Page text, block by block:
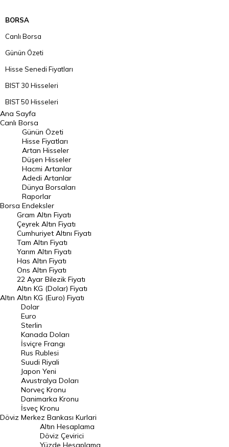
BORSA
Canlı Borsa
Günün Özeti
Hisse Senedi Fiyatları
BIST 30 Hisseleri
BIST 50 Hisseleri
BIST 100 Hisseleri
En Çok Artan Hisseler
En Çok Düşen Hisseler
Hacmi Artanlar
Geçmiş Kapanışlar
Dünya Borsaları
Raporlar
Endeksler
DÖVİZ
Döviz Kuru
Dolar Kuru
Euro Kuru
Pound Kuru
Frank Kuru
Riyal Kuru
Avustralya Doları
Danimarka Kronu Kuru
Kanada Doları Kuru
Norveç Kronu Kuru
İsveç Kronu Kuru
Ana Sayfa
Canlı Borsa
Borsa
Günün Özeti
Hisse Fiyatları
Artan Hisseler
Düşen Hisseler
Hacmi Artanlar
Adedi Artanlar
Dünya Borsaları
Raporlar
Endeksler
Altın
Gram Altın Fiyatı
Çeyrek Altın Fiyatı
Cumhuriyet Altını Fiyatı
Tam Altın Fiyatı
Yarım Altın Fiyatı
Has Altın Fiyatı
Ons Altın Fiyatı
22 Ayar Bilezik Fiyatı
Altın KG (Dolar) Fiyatı
Altın KG (Euro) Fiyatı
Döviz
Dolar
Euro
Sterlin
Kanada Doları
İsviçre Frangı
Rus Rublesi
Suudi Riyali
Japon Yeni
Avustralya Doları
Norveç Kronu
Danimarka Kronu
İsveç Kronu
Merkez Bankası Kurlari
Altın Hesaplama
Döviz Çevirici
Yüzde Hesaplama